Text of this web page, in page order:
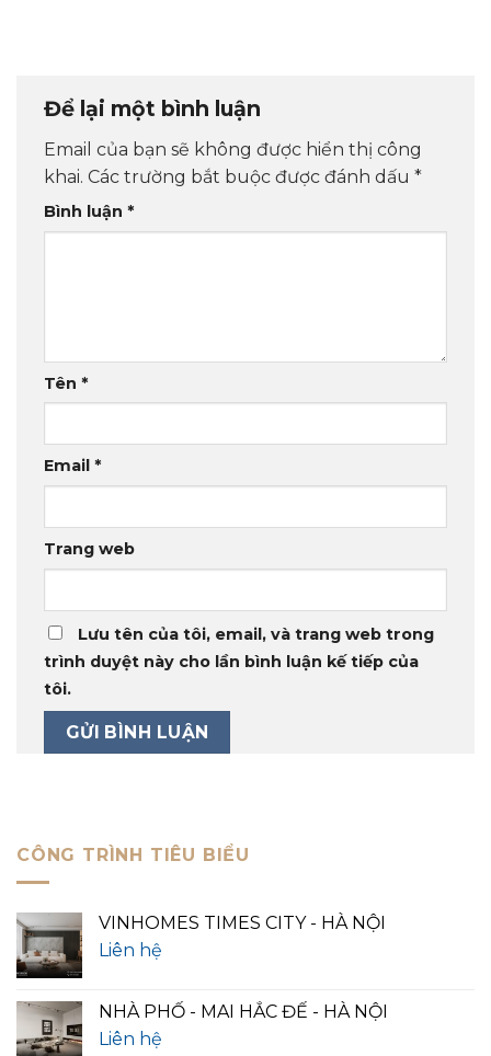
Để lại một bình luận
Email của bạn sẽ không được hiển thị công
khai. Các trường bắt buộc được đánh dấu *
Bình luận *
Tên *
Email *
Trang web
Lưu tên của tôi, email, và trang web trong
trình duyệt này cho lần bình luận kế tiếp của
tôi.
CÔNG TRÌNH TIÊU BIỂU
VINHOMES TIMES CITY - HÀ NỘI
Liên hệ
NHÀ PHỐ - MAI HẮC ĐẾ - HÀ NỘI
Liên hệ